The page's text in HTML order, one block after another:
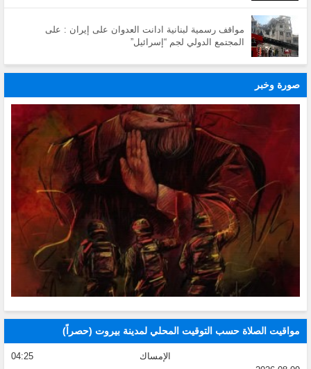
مواقف رسمية لبنانية ادانت العدوان على إيران : على
المجتمع الدولي لجم “إسرائيل”
صورة وخبر
مواقيت الصلاة حسب التوقيت المحلي لمدينة بيروت (حصراً)
الإمساك 04:25